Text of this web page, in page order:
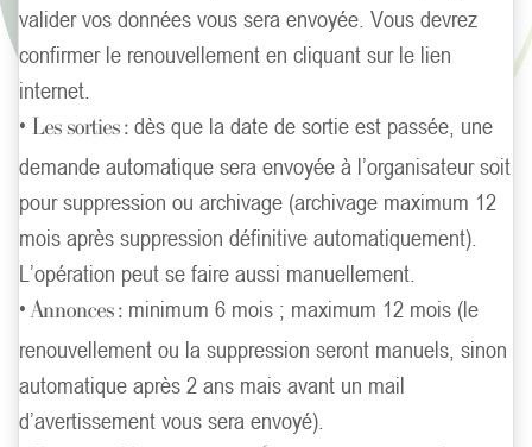
valider vos données vous sera envoyée. Vous devrez
confirmer le renouvellement en cliquant sur le lien
internet.
• Les sorties : dès que la date de sortie est passée, une
demande automatique sera envoyée à l’organisateur soit
pour suppression ou archivage (archivage maximum 12
mois après suppression définitive automatiquement).
L’opération peut se faire aussi manuellement.
•Annonces : minimum 6 mois ; maximum 12 mois (le
renouvellement ou la suppression seront manuels, sinon
automatique après 2 ans mais avant un mail
d’avertissement vous sera envoyé).